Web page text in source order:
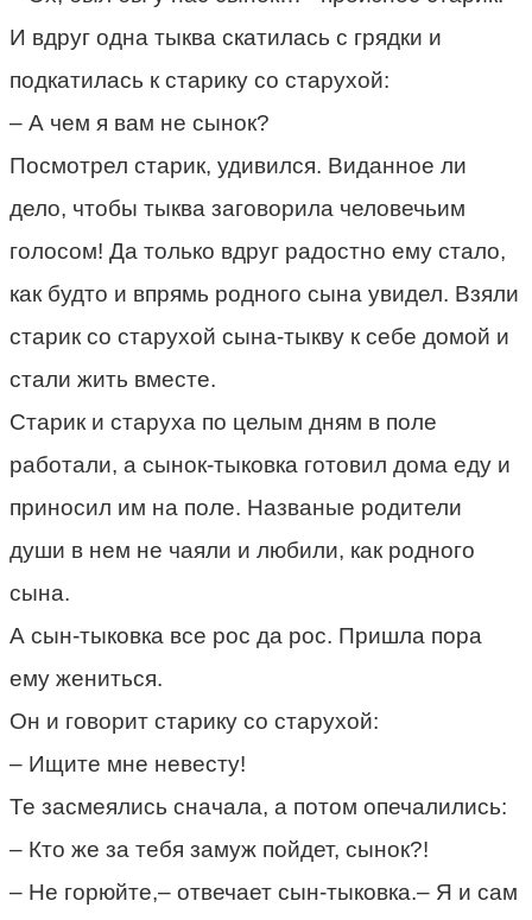
И вдруг одна тыква скатилась с грядки и
подкатилась к старику со старухой:
– А чем я вам не сынок?
Посмотрел старик, удивился. Виданное ли
дело, чтобы тыква заговорила человечьим
голосом! Да только вдруг радостно ему стало,
как будто и впрямь родного сына увидел. Взяли
старик со старухой сына-тыкву к себе домой и
стали жить вместе.
Старик и старуха по целым дням в поле
работали, а сынок-тыковка готовил дома еду и
приносил им на поле. Названые родители
души в нем не чаяли и любили, как родного
сына.
А сын-тыковка все рос да рос. Пришла пора
ему жениться.
Он и говорит старику со старухой:
– Ищите мне невесту!
Те засмеялись сначала, а потом опечалились:
– Кто же за тебя замуж пойдет, сынок?!
– Не горюйте,– отвечает сын-тыковка.– Я и сам